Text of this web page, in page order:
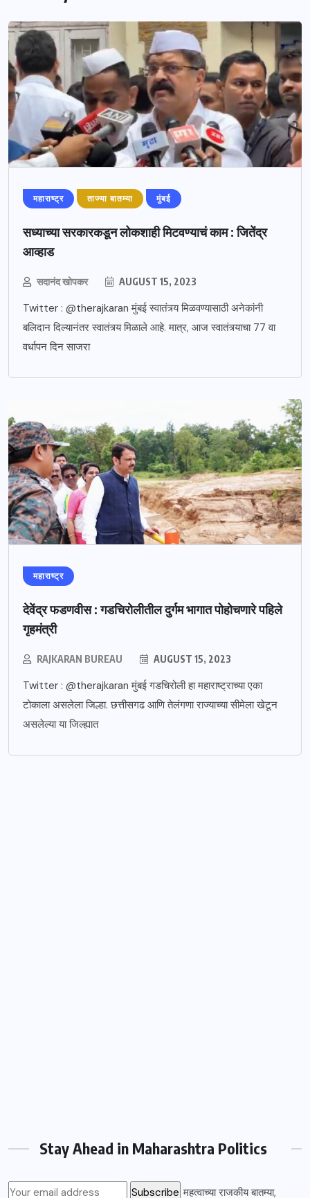
महाराष्ट्र ताज्या बातम्या मुंबई
सध्याच्या सरकारकडून लोकशाही मिटवण्याचं काम : जितेंद्र
आव्हाड
सदानंद खोपकर AUGUST 15, 2023
Twitter : @therajkaran मुंबई स्वातंत्र्य मिळवण्यासाठी अनेकांनी
बलिदान दिल्यानंतर स्वातंत्र्य मिळाले आहे. मात्र, आज स्वातंत्र्याचा 77 वा
वर्धापन दिन साजरा
महाराष्ट्र
देवेंद्र फडणवीस : गडचिरोलीतील दुर्गम भागात पोहोचणारे पहिले
गृहमंत्री
RAJKARAN BUREAU AUGUST 15, 2023
Twitter : @therajkaran मुंबई गडचिरोली हा महाराष्ट्राच्या एका
टोकाला असलेला जिल्हा. छत्तीसगढ आणि तेलंगणा राज्याच्या सीमेला खेटून
असलेल्या या जिल्ह्यात
Stay Ahead in Maharashtra Politics
महत्वाच्या राजकीय बातम्या,